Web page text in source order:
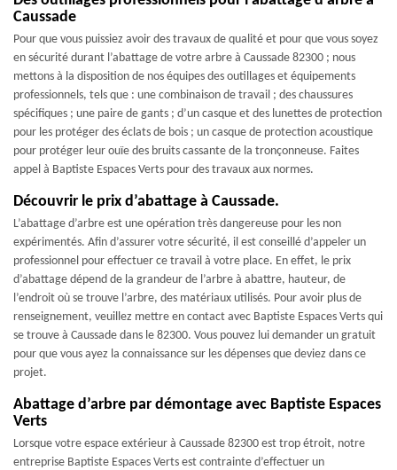
Caussade
Pour que vous puissiez avoir des travaux de qualité et pour que vous soyez
en sécurité durant l’abattage de votre arbre à Caussade 82300 ; nous
mettons à la disposition de nos équipes des outillages et équipements
professionnels, tels que : une combinaison de travail ; des chaussures
spécifiques ; une paire de gants ; d’un casque et des lunettes de protection
pour les protéger des éclats de bois ; un casque de protection acoustique
pour protéger leur ouïe des bruits cassante de la tronçonneuse. Faites
appel à Baptiste Espaces Verts pour des travaux aux normes.
Découvrir le prix d’abattage à Caussade.
L’abattage d’arbre est une opération très dangereuse pour les non
expérimentés. Afin d’assurer votre sécurité, il est conseillé d’appeler un
professionnel pour effectuer ce travail à votre place. En effet, le prix
d’abattage dépend de la grandeur de l’arbre à abattre, hauteur, de
l’endroit où se trouve l’arbre, des matériaux utilisés. Pour avoir plus de
renseignement, veuillez mettre en contact avec Baptiste Espaces Verts qui
se trouve à Caussade dans le 82300. Vous pouvez lui demander un gratuit
pour que vous ayez la connaissance sur les dépenses que deviez dans ce
projet.
Abattage d’arbre par démontage avec Baptiste Espaces
Verts
Lorsque votre espace extérieur à Caussade 82300 est trop étroit, notre
entreprise Baptiste Espaces Verts est contrainte d’effectuer un